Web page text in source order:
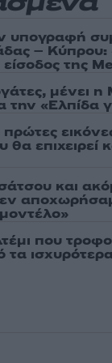
υπογραφή
–
της
μένει
την «Ελπίδα
επιχειρεί
και
που
τα